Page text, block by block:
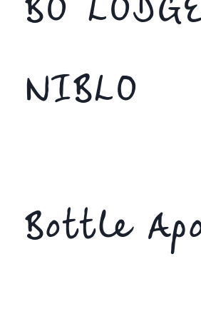
NIBLO
Bottle